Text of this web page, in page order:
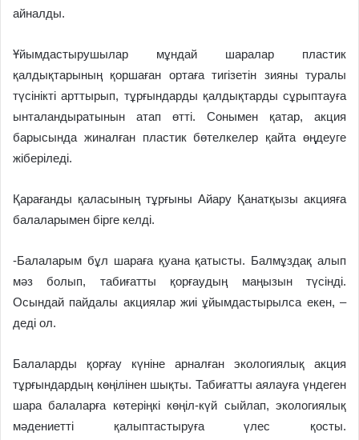
айналды.
Ұйымдастырушылар мұндай шаралар пластик
қалдықтарының қоршаған ортаға тигізетін зияны туралы
түсінікті арттырып, тұрғындарды қалдықтарды сұрыптауға
ынталандыратынын атап өтті. Сонымен қатар, акция
барысында жиналған пластик бөтелкелер қайта өңдеуге
жіберіледі.
Қарағанды қаласының тұрғыны Айару Қанатқызы акцияға
балаларымен бірге келді.
-Балаларым бұл шараға қуана қатысты. Балмұздақ алып
мәз болып, табиғатты қорғаудың маңызын түсінді.
Осындай пайдалы акциялар жиі ұйымдастырылса екен, –
деді ол.
Балаларды қорғау күніне арналған экологиялық акция
тұрғындардың көңіліненшықты. Табиғатты аялауға үндеген
шара балаларға көтеріңкі көңіл-күй сыйлап, экологиялық
мәдениетті қалыптастыруға үлес қосты.